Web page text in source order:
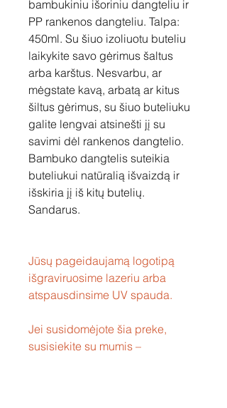
bambukiniu išoriniu dangteliu ir
PP rankenos dangteliu. Talpa:
450ml. Su šiuo izoliuotu buteliu
laikykite savo gėrimus šaltus
arba karštus. Nesvarbu, ar
mėgstate kavą, arbatą ar kitus
šiltus gėrimus, su šiuo buteliuku
galite lengvai atsinešti jį su
savimi dėl rankenos dangtelio.
Bambuko dangtelis suteikia
buteliukui natūralią išvaizdą ir
išskiria jį iš kitų butelių.
Sandarus.
Jūsų pageidaujamą logotipą
išgraviruosime lazeriu arba
atspausdinsime UV spauda.
Jei susidomėjote šia preke,
susisiekite su mumis –